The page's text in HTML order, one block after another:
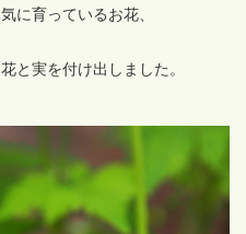
に育っているお花、
と実を付け出しました。